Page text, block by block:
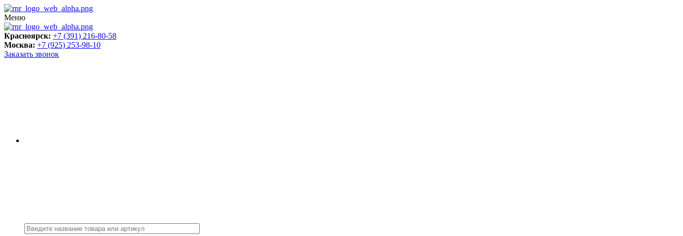
Меню
Красноярск: +7 (391) 216-80-58
Москва: +7 (925) 253-98-10
Заказать звонок